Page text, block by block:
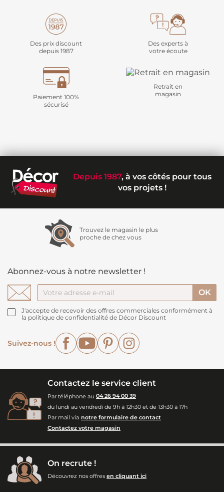
Des prix discount
depuis 1987
Des experts à
votre écoute
Paiement 100%
sécurisé
Retrait en
magasin
Depuis 1987, à vos côtés pour tous
vos projets !
Trouvez le magasin le plus
proche de chez vous
Abonnez-vous à notre newsletter !
J'accepte de recevoir des offres commerciales conformément à
la politique de confidentialité de Décor Discount
Suivez-nous !
FacebookYouTubePinterest
Contactez le service client
Par téléphone au 04 26 94 00 39
du lundi au vendredi de 9h à 12h30 et de 13h30 à 17h
Par mail via notre formulaire de contact
Contactez votre magasin
On recrute !
Découvrez nos offres en cliquant ici